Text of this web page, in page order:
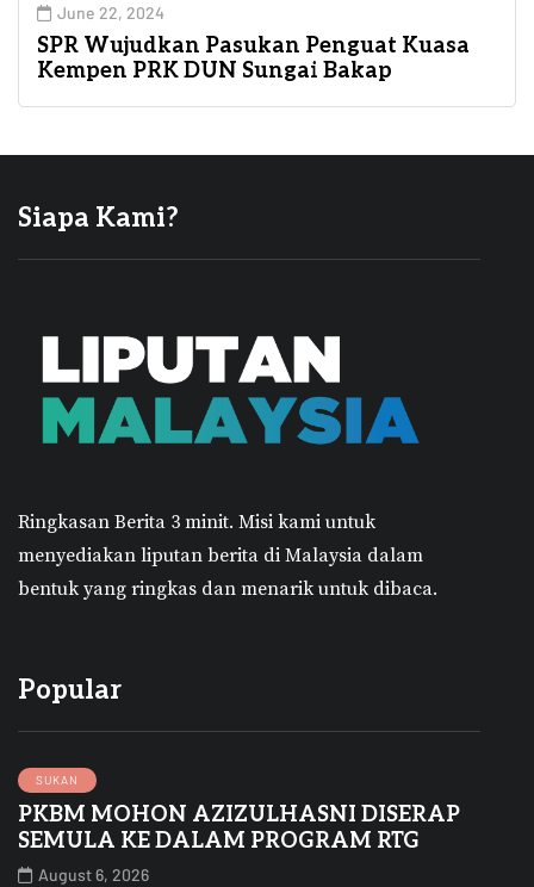
June 22, 2024
SPR Wujudkan Pasukan Penguat Kuasa
Kempen PRK DUN Sungai Bakap
Siapa Kami?
Ringkasan Berita 3 minit. Misi kami untuk
menyediakan liputan berita di Malaysia dalam
bentuk yang ringkas dan menarik untuk dibaca.
Popular
SUKAN
PKBM MOHON AZIZULHASNI DISERAP
SEMULA KE DALAM PROGRAM RTG
August 6, 2026